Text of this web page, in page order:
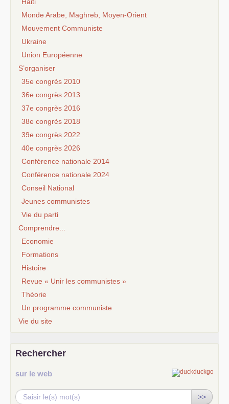
Monde Arabe, Maghreb, Moyen-Orient
Mouvement Communiste
Ukraine
Union Européenne
S’organiser
35e congrès 2010
36e congrès 2013
37e congrès 2016
38e congrès 2018
39e congrès 2022
40e congrès 2026
Conférence nationale 2014
Conférence nationale 2024
Conseil National
Jeunes communistes
Vie du parti
Comprendre...
Economie
Formations
Histoire
Revue « Unir les communistes »
Théorie
Un programme communiste
Vie du site
Rechercher
sur le web
>>